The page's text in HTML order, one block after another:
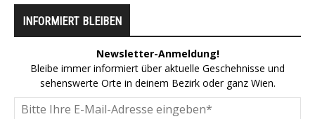
INFORMIERT BLEIBEN
Newsletter-Anmeldung!
Bleibe immer informiert über aktuelle Geschehnisse und
sehenswerte Orte in deinem Bezirk oder ganz Wien.